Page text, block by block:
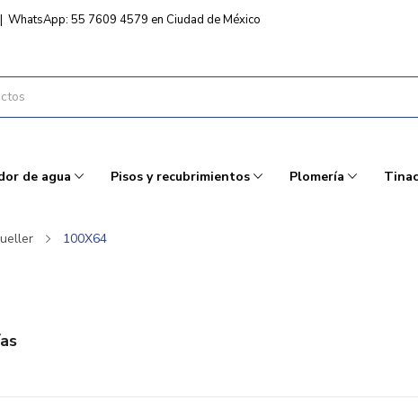
| WhatsApp: 55 7609 4579 en Ciudad de México
de agua Pisos y recubrimientos Plomería
100X64